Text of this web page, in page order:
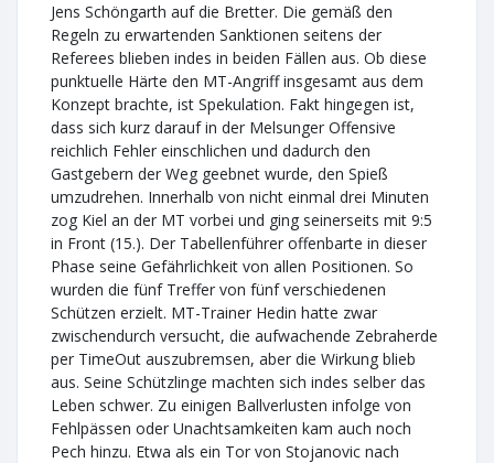
Jens Schöngarth auf die Bretter. Die gemäß den
Regeln zu erwartenden Sanktionen seitens der
Referees blieben indes in beiden Fällen aus. Ob diese
punktuelle Härte den MT-Angriff insgesamt aus dem
Konzept brachte, ist Spekulation. Fakt hingegen ist,
dass sich kurz darauf in der Melsunger Offensive
reichlich Fehler einschlichen und dadurch den
Gastgebern der Weg geebnet wurde, den Spieß
umzudrehen. Innerhalb von nicht einmal drei Minuten
zog Kiel an der MT vorbei und ging seinerseits mit 9:5
in Front (15.). Der Tabellenführer offenbarte in dieser
Phase seine Gefährlichkeit von allen Positionen. So
wurden die fünf Treffer von fünf verschiedenen
Schützen erzielt. MT-Trainer Hedin hatte zwar
zwischendurch versucht, die aufwachende Zebraherde
per TimeOut auszubremsen, aber die Wirkung blieb
aus. Seine Schützlinge machten sich indes selber das
Leben schwer. Zu einigen Ballverlusten infolge von
Fehlpässen oder Unachtsamkeiten kam auch noch
Pech hinzu. Etwa als ein Tor von Stojanovic nach